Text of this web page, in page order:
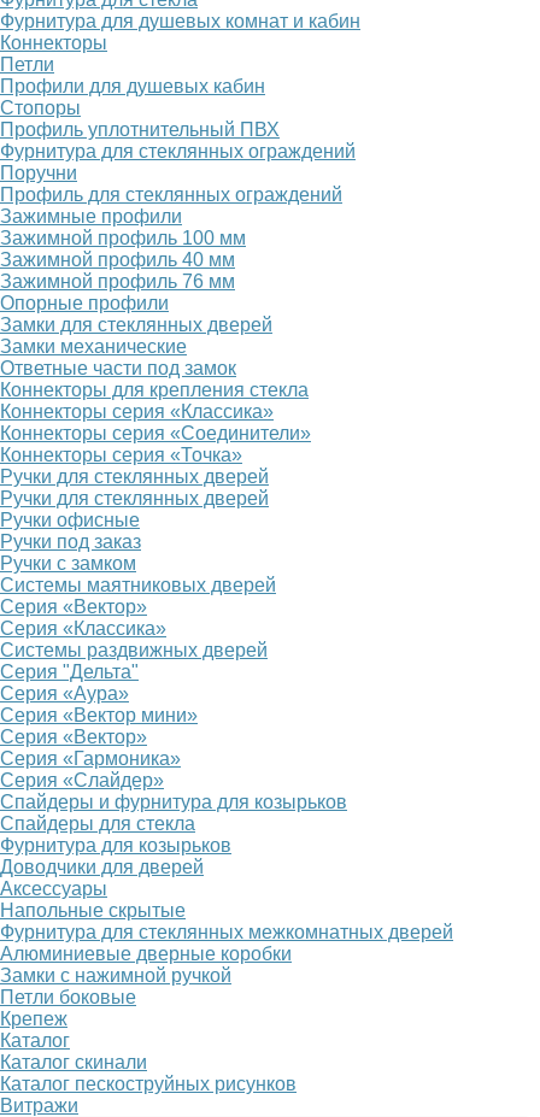
Фурнитура для душевых комнат и кабин
Коннекторы
Петли
Профили для душевых кабин
Стопоры
Профиль уплотнительный ПВХ
Фурнитура для стеклянных ограждений
Поручни
Профиль для стеклянных ограждений
Зажимные профили
Зажимной профиль 100 мм
Зажимной профиль 40 мм
Зажимной профиль 76 мм
Опорные профили
Замки для стеклянных дверей
Замки механические
Ответные части под замок
Коннекторы для крепления стекла
Коннекторы серия «Классика»
Коннекторы серия «Соединители»
Коннекторы серия «Точка»
Ручки для стеклянных дверей
Ручки для стеклянных дверей
Ручки офисные
Ручки под заказ
Ручки с замком
Системы маятниковых дверей
Серия «Вектор»
Серия «Классика»
Системы раздвижных дверей
Серия "Дельта"
Серия «Аура»
Серия «Вектор мини»
Серия «Вектор»
Серия «Гармоника»
Серия «Слайдер»
Спайдеры и фурнитура для козырьков
Спайдеры для стекла
Фурнитура для козырьков
Доводчики для дверей
Аксессуары
Напольные скрытые
Фурнитура для стеклянных межкомнатных дверей
Алюминиевые дверные коробки
Замки с нажимной ручкой
Петли боковые
Крепеж
Каталог
Каталог скинали
Каталог пескоструйных рисунков
Витражи